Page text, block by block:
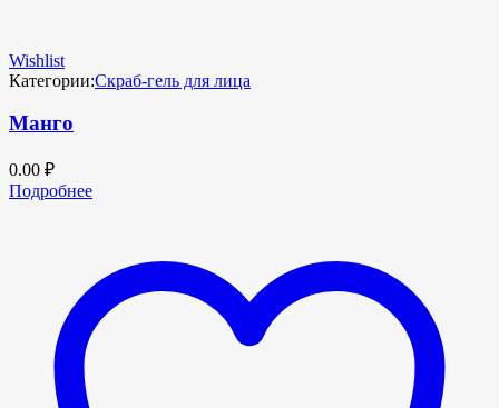
Wishlist
Категории:Скраб-гель для лица
Манго
0.00 ₽
Подробнее